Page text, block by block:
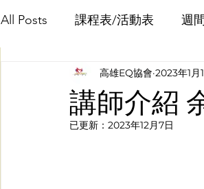
All Posts 課程表/活動表 週
課程帶領/學習 分享 兒童/
台南EQ協會 講師園地
講師介紹
高雄EQ協會 2023年1月
已更新： 2023年12月7日